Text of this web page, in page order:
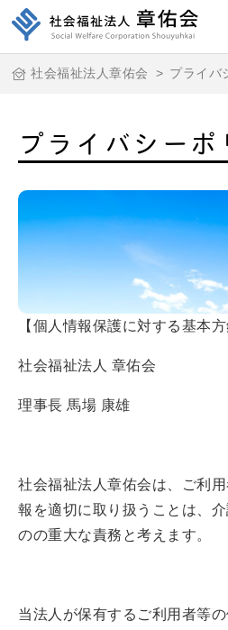
社会福祉法人章佑会 > プライバ
プライバシーポ
【個人情報保護に対する基本方
社会福祉法人 章佑会
理事長 馬場 康雄
社会福祉法人章佑会は、ご利
報を適切に取り扱うことは、
のの重大な責務と考えます。
当法人が保有するご利用者等